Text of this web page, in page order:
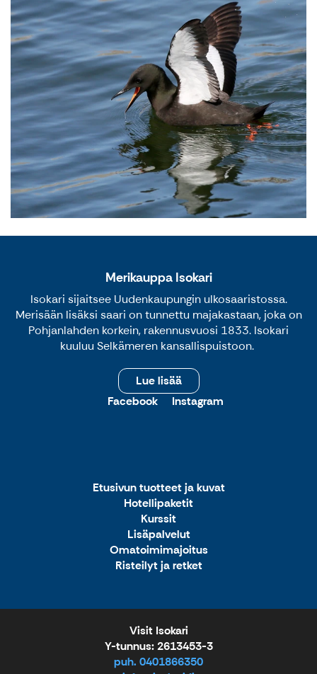
Merikauppa Isokari
Isokari sijaitsee Uudenkaupungin ulkosaaristossa.
Merisään lisäksi saari on tunnettu majakastaan, joka on
Pohjanlahden korkein, rakennusvuosi 1833. Isokari
kuuluu Selkämeren kansallispuistoon.
Lue lisää
Facebook
Instagram
Etusivun tuotteet ja kuvat
Hotellipaketit
Kurssit
Lisäpalvelut
Omatoimimajoitus
Risteilyt ja retket
Visit Isokari
Y-tunnus: 2613453-3
puh. 0401866350